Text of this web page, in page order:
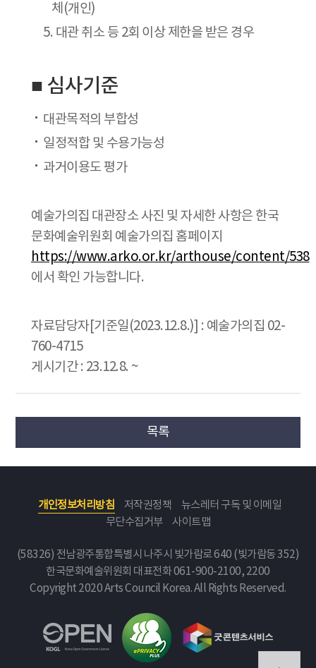
체(개인)
5. 대관 취소 등 2회 이상 제한을 받은 경우
■ 심사기준
대관목적의 부합성
일정적합 및 수용가능성
과거이용도 평가
예술가의집 대관장소 사진 및 자세한 사항은 한국
문화예술위원회 예술가의집 홈페이지
https://www.arko.or.kr/arthouse/content/538
에서 확인 가능합니다.
자료담당자[기준일(2023.12.8.)] : 예술가의집 02-
760-4715
게시기간 : 23.12.8. ~
목록
개인정보처리방침 저작권정책
뉴스레터 구독 및 이메일
무단수집거부
사이트맵
(58326) 전남광주통합특별시 나주시 빛가람로 640 (빛가람동 352)
한국문화예술위원회 대표전화 061-900-2100, 2200
Copyright 2020 Arts Council Korea. All Rights Reserved.